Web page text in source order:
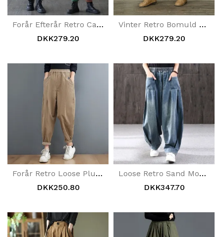
Forår Efterår Retro Casual Broderi Bomuldsjeans
DKK279.20
Vinter Retro Bomuld Linned Casual Velvet Thickening Harem Pants
DKK279.20
Forår Retro Loose Plus Size Corduroy Casual Bukser
DKK250.80
Loose Retro Sand Mopping Casual Denimbukser
DKK347.70